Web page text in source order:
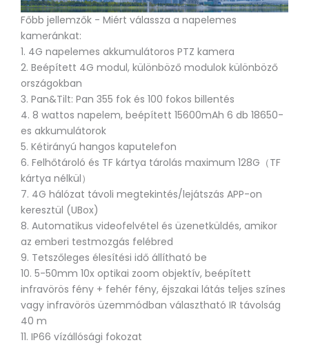
Főbb jellemzők - Miért válassza a napelemes
kameránkat:
1. 4G napelemes akkumulátoros PTZ kamera
2. Beépített 4G modul, különböző modulok különböző
országokban
3. Pan&Tilt: Pan 355 fok és 100 fokos billentés
4. 8 wattos napelem, beépített 15600mAh 6 db 18650-
es akkumulátorok
5. Kétirányú hangos kaputelefon
6. Felhőtároló és TF kártya tárolás maximum 128G（TF
kártya nélkül）
7. 4G hálózat távoli megtekintés/lejátszás APP-on
keresztül (UBox)
8. Automatikus videofelvétel és üzenetküldés, amikor
az emberi testmozgás felébred
9. Tetszőleges élesítési idő állítható be
10. 5-50mm 10x optikai zoom objektív, beépített
infravörös fény + fehér fény, éjszakai látás teljes színes
vagy infravörös üzemmódban választható IR távolság
40 m
11. IP66 vízállósági fokozat